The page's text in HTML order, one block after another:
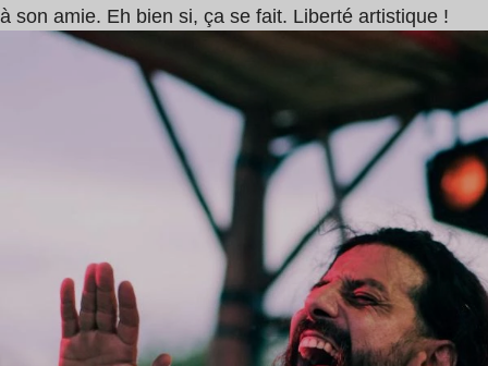
à son amie. Eh bien si, ça se fait. Liberté artistique !